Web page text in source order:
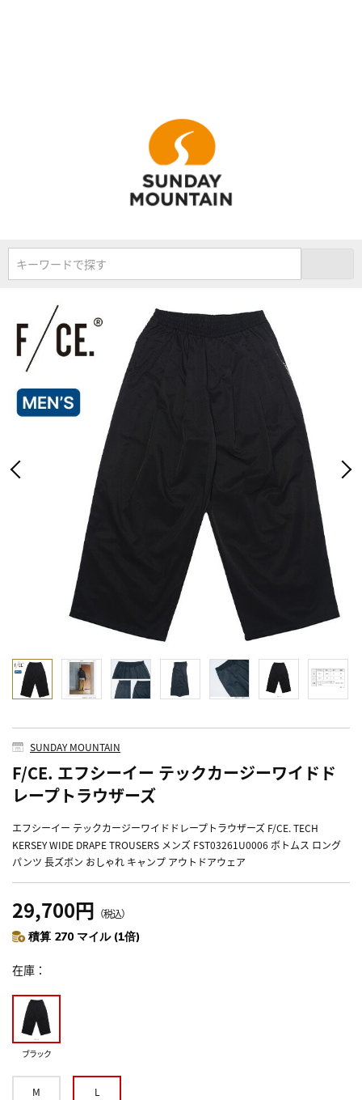
キーワードで探す
SUNDAY MOUNTAIN
F/CE. エフシーイー テックカージーワイドド
レープトラウザーズ
エフシーイー テックカージーワイドドレープトラウザーズ F/CE. TECH
KERSEY WIDE DRAPE TROUSERS メンズ FST03261U0006 ボトムス ロング
パンツ 長ズボン おしゃれ キャンプ アウトドアウェア
29,700円 （税込）
積算 270 マイル (1倍)
在庫
ブラック
M L